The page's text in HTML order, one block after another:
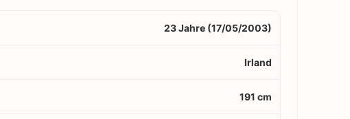
23 Jahre (17/05/2003)
Irland
191 cm